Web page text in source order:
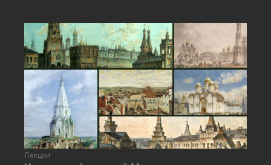
Лекции